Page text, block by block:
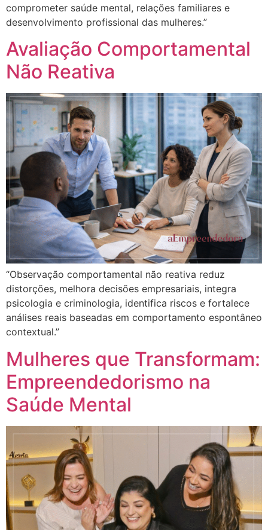
comprometer saúde mental, relações familiares e
desenvolvimento profissional das mulheres.”
Avaliação Comportamental
Não Reativa
“Observação comportamental não reativa reduz
distorções, melhora decisões empresariais, integra
psicologia e criminologia, identifica riscos e fortalece
análises reais baseadas em comportamento espontâneo
contextual.”
Mulheres que Transformam:
Empreendedorismo na
Saúde Mental